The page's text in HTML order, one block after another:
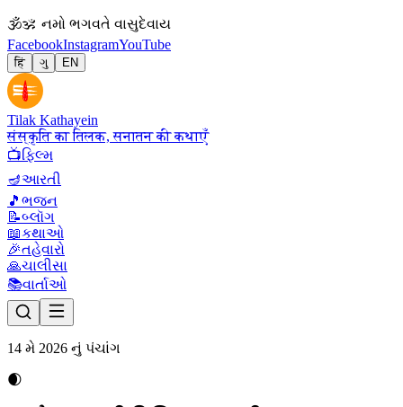
🕉ॐ નમો ભગવતે વાસુદેવાય
FacebookInstagramYouTube
हिं ગુ EN
Tilak Kathayein
संस्कृति का तिलक, सनातन की कथाएँ
📺ફિલ્મ
🪔આરતી
🎵 ભજન
📝બ્લૉગ
📖કથાઓ
🎉તહેવારો
🙏ચાલીસા
📚વાર્તાઓ
14 મે 2026 નું પંચાંગ
🌒